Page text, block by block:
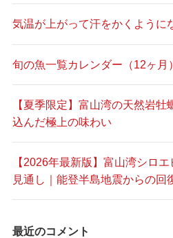
気温が上がって汗をかくように
旬の魚一覧カレンダー（12ヶ月
【夏季限定】富山湾の天然岩
込んだ極上の味わい
【2026年最新版】富山湾シロ
見通し｜能登半島地震からの回
最近のコメント